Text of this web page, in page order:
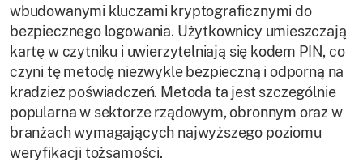
wbudowanymi kluczami kryptograficznymi do
bezpiecznego logowania. Użytkownicy umieszczają
kartę w czytniku i uwierzytelniają się kodem PIN, co
czyni tę metodę niezwykle bezpieczną i odporną na
kradzież poświadczeń. Metoda ta jest szczególnie
popularna w sektorze rządowym, obronnym oraz w
branżach wymagających najwyższego poziomu
weryfikacji tożsamości.